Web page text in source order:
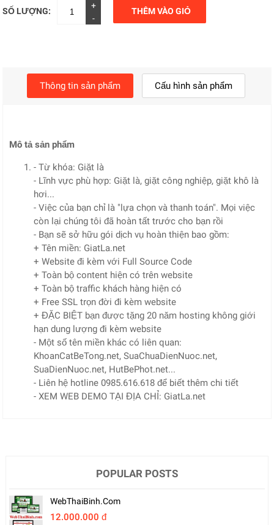
SỐ LƯỢNG:
+
-
THÊM VÀO GIỎ
Thông tin sản phẩm Cấu hình sản phẩm
Mô tả sản phẩm
- Từ khóa: Giặt là
- Lĩnh vực phù hợp: Giặt là, giặt công nghiệp, giặt khô là
hơi...
- Việc của bạn chỉ là "lựa chọn và thanh toán". Mọi việc
còn lại chúng tôi đã hoàn tất trước cho bạn rồi
- Bạn sẽ sở hữu gói dịch vụ hoàn thiện bao gồm:
+ Tên miền: GiatLa.net
+ Website đi kèm với Full Source Code
+ Toàn bộ content hiện có trên website
+ Toàn bộ traffic khách hàng hiện có
+ Free SSL trọn đời đi kèm website
+ ĐẶC BIỆT bạn được tặng 20 năm hosting không giới
hạn dung lượng đi kèm website
- Một số tên miền khác có liên quan:
KhoanCatBeTong.net, SuaChuaDienNuoc.net,
SuaDienNuoc.net, HutBePhot.net...
- Liên hệ hotline 0985.616.618 để biết thêm chi tiết
- XEM WEB DEMO TẠI ĐỊA CHỈ: GiatLa.net
POPULAR POSTS
WebThaiBinh.com
12.000.000 đ